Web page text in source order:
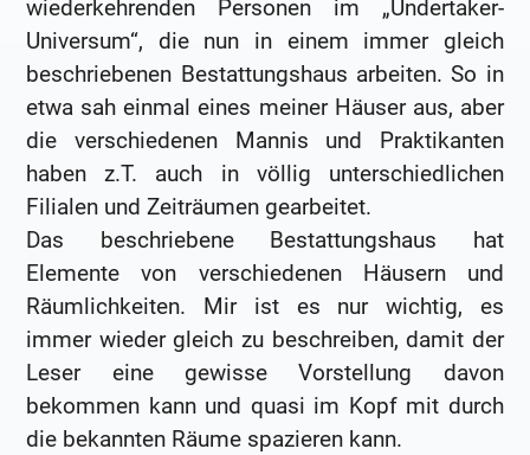
wiederkehrenden Personen im „Undertaker-
Universum“, die nun in einem immer gleich
beschriebenen Bestattungshaus arbeiten. So in
etwa sah einmal eines meiner Häuser aus, aber
die verschiedenen Mannis und Praktikanten
haben z.T. auch in völlig unterschiedlichen
Filialen und Zeiträumen gearbeitet.
Das beschriebene Bestattungshaus hat
Elemente von verschiedenen Häusern und
Räumlichkeiten. Mir ist es nur wichtig, es
immer wieder gleich zu beschreiben, damit der
Leser eine gewisse Vorstellung davon
bekommen kann und quasi im Kopf mit durch
die bekannten Räume spazieren kann.